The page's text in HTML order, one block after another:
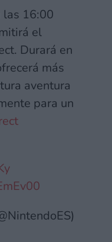
las 16:00
el
Durará en
más
aventura
para un